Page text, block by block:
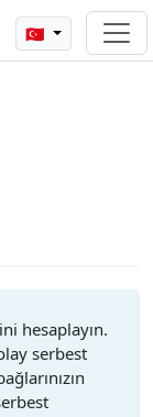
🇹🇷
hesaplayın.
serbest